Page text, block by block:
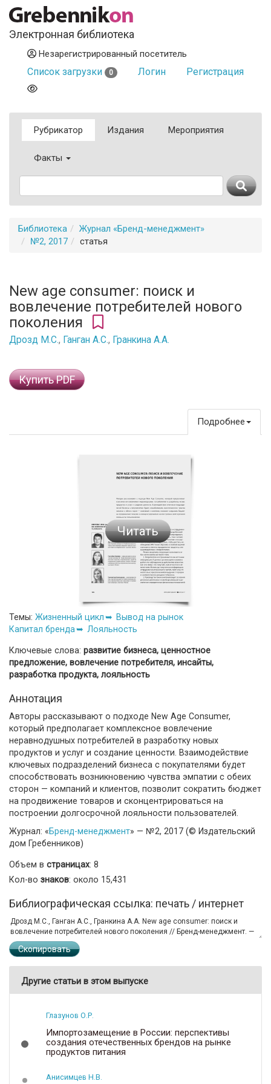
Электронная библиотека
Незарегистрированный посетитель
Список загрузки 0 Логин Регистрация
Рубрикатор Издания Мероприятия
Факты
Библиотека
Журнал «Бренд-менеджмент»
№2, 2017
статья
New age consumer: поиск и
вовлечение потребителей нового
поколения
Дрозд М.С., Ганган А.С., Гранкина А.А.
Купить PDF
Подробнее
Читать
Темы: Жизненный цикл
Вывод на рынок
Капитал бренда
Лояльность
Ключевые слова: развитие бизнеса, ценностное
предложение, вовлечение потребителя, инсайты,
разработка продукта, лояльность
Аннотация
Авторы рассказывают о подходе New Age Consumer,
который предполагает комплексное вовлечение
неравнодушных потребителей в разработку новых
продуктов и услуг и создание ценности. Взаимодействие
ключевых подразделений бизнеса с покупателями будет
способствовать возникновению чувства эмпатии с обеих
сторон — компаний и клиентов, позволит сократить бюджет
на продвижение товаров и сконцентрироваться на
построении долгосрочной лояльности пользователей.
Журнал: «Бренд-менеджмент» — №2, 2017 (© Издательский
дом Гребенников)
Объем в страницах: 8
Кол-во знаков: около 15,431
Библиографическая ссылка: печать / интернет
Скопировать
Другие статьи в этом выпуске
Глазунов О.Р.
Импортозамещение в России: перспективы
создания отечественных брендов на рынке
продуктов питания
Анисимцев Н.В.